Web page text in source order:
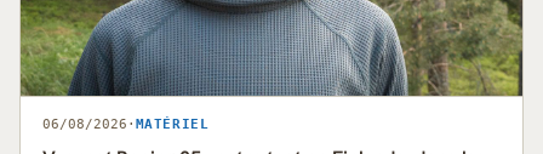
06/08/2026 · MATÉRIEL